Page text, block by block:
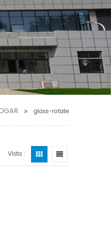
glass-rotate
Vista :